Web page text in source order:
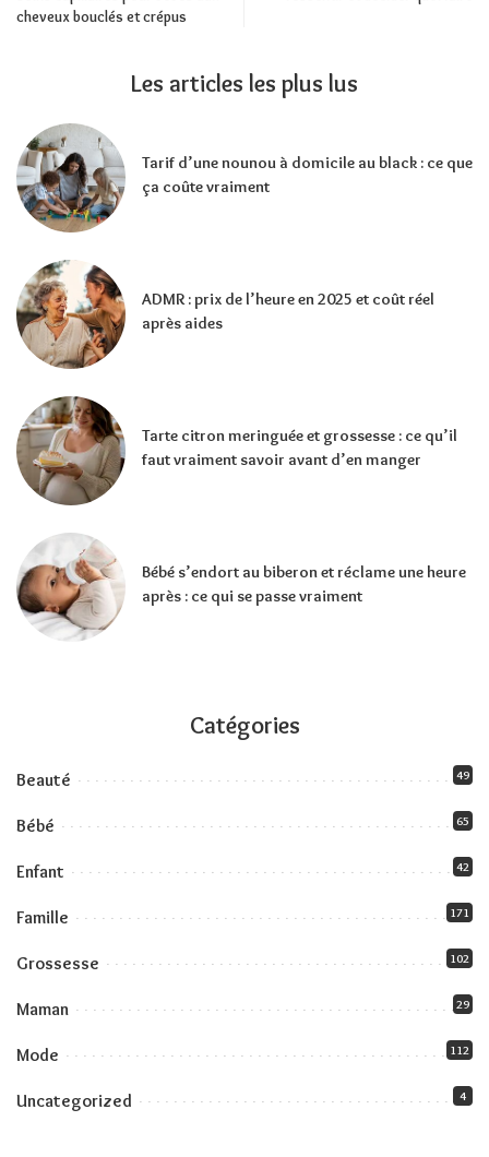
cheveux bouclés et crépus
Les articles les plus lus
Tarif d’une nounou à domicile au black : ce que
ça coûte vraiment
ADMR : prix de l’heure en 2025 et coût réel
après aides
Tarte citron meringuée et grossesse : ce qu’il
faut vraiment savoir avant d’en manger
Bébé s’endort au biberon et réclame une heure
après : ce qui se passe vraiment
Catégories
Beauté 49
Bébé 65
Enfant 42
Famille 171
Grossesse 102
Maman 29
Mode 112
Uncategorized 4